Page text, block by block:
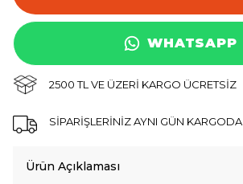
WHATSAPP
2500 TL VE ÜZERİ KARGO ÜCRETSİZ
SİPARİŞLERİNİZ AYNI GÜN KARGODA
Ürün Açıklaması